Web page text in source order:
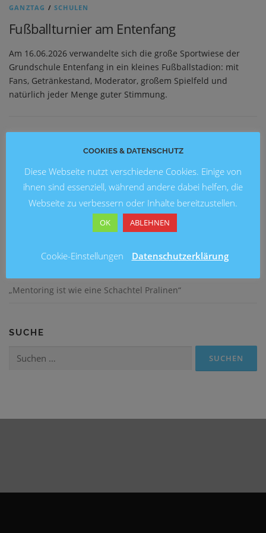
GANZTAG /SCHULEN
Fußballturnier am Entenfang
Am 16.06.2026 verwandelte sich die große Sportwiese der
Grundschule Entenfang in ein kleines Fußballstadion: mit
Fans, Getränkestand, Moderator, großem Spielfeld und
natürlich jeder Menge guter Stimmung.
NEUESTE BEITRÄGE
Blick in die Zukunft: Kunstausstellung 2026 an der
Grundschule Marienwerder
Ein fröhliches Schulfest an der Brüder-Grimm-Schule
Lesung mit Ingo Siegner an der Grundschule Mühlenberg
„Mentoring ist wie eine Schachtel Pralinen“
SUCHE
Suchen
COOKIES & DATENSCHUTZ
Diese Webseite nutzt verschiedene Cookies. Einige von
ihnen sind essenziell, während andere dabei helfen, die
Webseite zu verbessern oder Inhalte bereitzustellen.
OK ABLEHNEN
Cookie-Einstellungen Datenschutzerklärung